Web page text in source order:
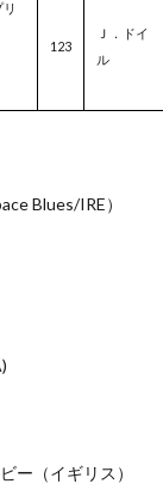
123
Ｊ．ドイ
ル
Blues/IRE）
ー（イギリス）